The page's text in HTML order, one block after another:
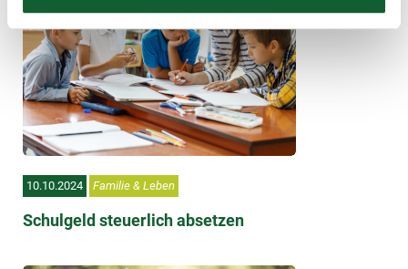
10.10.2024 Familie & Leben
Schulgeld steuerlich absetzen